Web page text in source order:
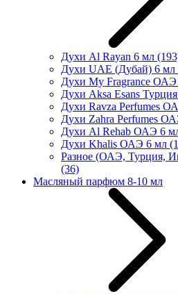
Духи Al Rayan 6 мл
Духи UAE (Дубай) 6 мл
Духи My Fragrance
Духи Aksa Esans
Духи Ravza Perfumes
Духи Zahra Perfumes
Духи Al Rehab ОАЭ 6
Духи Khalis ОАЭ 6 мл
Разное (ОАЭ, Турция,
(36)
Масляный парфюм 8-10 мл